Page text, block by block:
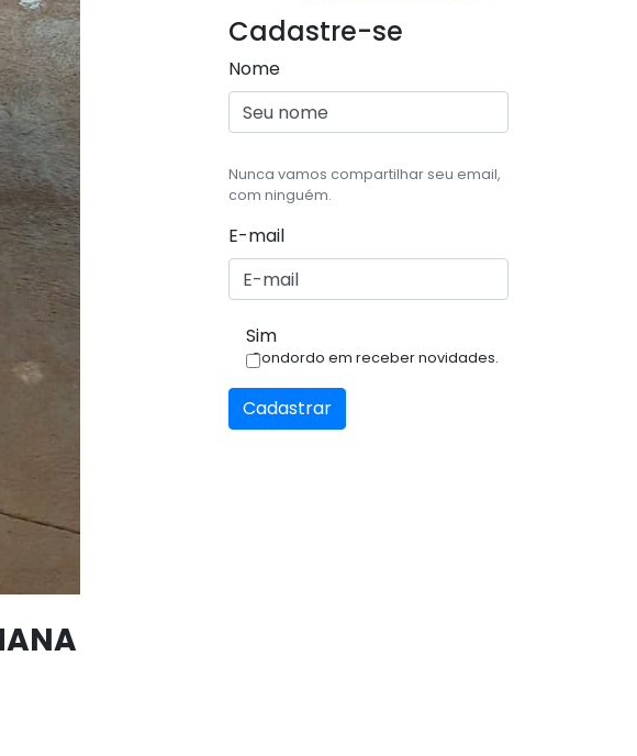
Cadastre-se
Nome
Nunca vamos compartilhar seu email,
com ninguém.
E-mail
Sim
Condordo em receber novidades.
Cadastrar